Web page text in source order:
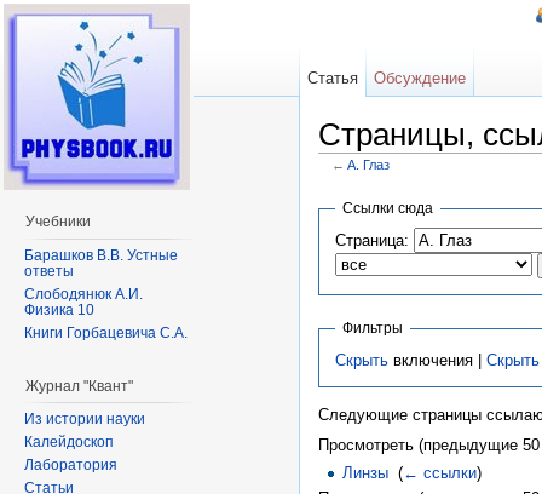
Страницы,
← A. Глаз
Ссылки сюда
Страница:
Фильтры
Скрытьвключения | Скрыть
Следующие страницы
Просмотреть (предыдущие
Линзы ‎(← ссылки)
Статья Обсуждение
Учебники
Барашков В.В. Устные
ответы
Слободянюк А.И.
Физика 10
Книги Горбацевича С.А.
Журнал "Квант"
Из истории науки
Калейдоскоп
Лаборатория
Статьи